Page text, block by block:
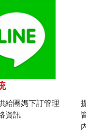
給團媽下訂管理
資訊